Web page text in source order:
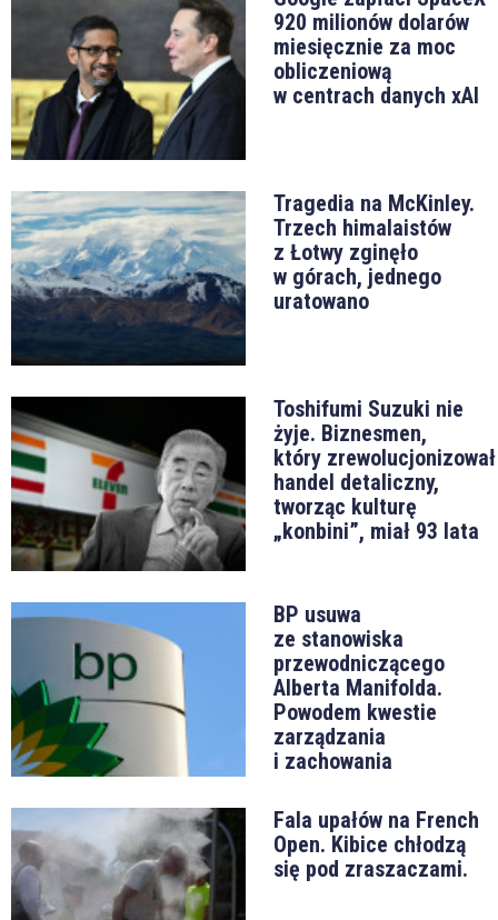
920 milionów dolarów
miesięcznie za moc
obliczeniową
w centrach danych xAI
Tragedia na McKinley.
Trzech himalaistów
z Łotwy zginęło
w górach, jednego
uratowano
Toshifumi Suzuki nie
żyje. Biznesmen,
który zrewolucjonizował
handel detaliczny,
tworząc kulturę
„konbini”, miał 93 lata
BP usuwa
ze stanowiska
przewodniczącego
Alberta Manifolda.
Powodem kwestie
zarządzania
i zachowania
Fala upałów na French
Open. Kibice chłodzą
się pod zraszaczami.